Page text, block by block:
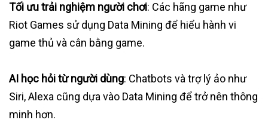
Tối ưu trải nghiệm người chơi: Các hãng game như
Riot Games sử dụng Data Mining để hiểu hành vi
game thủ và cân bằng game.
AI học hỏi từ người dùng: Chatbots và trợ lý ảo như
Siri, Alexa cũng dựa vào Data Mining để trở nên thông
minh hơn.